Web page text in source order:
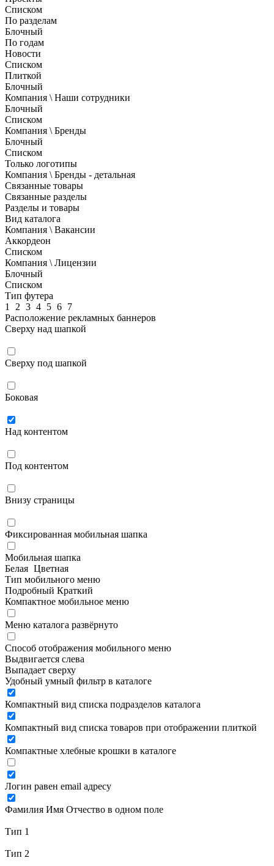
Списком
По разделам
Блочный
По годам
Новости
Списком
Плиткой
Блочный
Компания \ Наши сотрудники
Блочный
Списком
Компания \ Бренды
Блочный
Списком
Только логотипы
Компания \ Бренды - детальная
Связанные товары
Связанные разделы
Разделы и товары
Вид каталога
Компания \ Вакансии
Аккордеон
Списком
Компания \ Лицензии
Блочный
Списком
Тип футера
1
2 3 4 5 6 7
Расположение рекламных баннеров
Сверху над шапкой
Сверху под шапкой
Боковая
Над контентом
Под контентом
Внизу страницы
Фиксированная мобильная шапка
Мобильная шапка
Белая Цветная
Тип мобильного меню
Подробный Краткий
Компактное мобильное меню
Меню каталога развёрнуто
Способ отображения мобильного меню
Выдвигается слева
Выпадает сверху
Удобный умный фильтр в каталоге
Компактный вид списка подразделов каталога
Компактный вид списка товаров при отображении плиткой
Компактные хлебные крошки в каталоге
Логин равен email адресу
Фамилия Имя Отчество в одном поле
Тип 1
Тип 2